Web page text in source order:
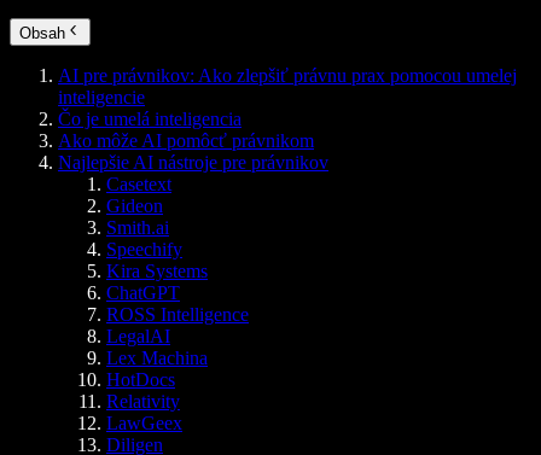
Obsah
AI pre právnikov: Ako zlepšiť právnu prax pomocou umelej
inteligencie
Čo je umelá inteligencia
Ako môže AI pomôcť právnikom
Najlepšie AI nástroje pre právnikov
Casetext
Gideon
Smith.ai
Speechify
Kira Systems
ChatGPT
ROSS Intelligence
LegalAI
Lex Machina
HotDocs
Relativity
LawGeex
Diligen